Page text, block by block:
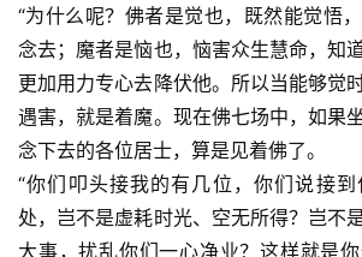
资
讯
“为什么呢？佛者是觉也，既然能觉悟
念去；魔者是恼也，恼害众生慧命，知
更加用力专心去降伏他。所以当能够觉
遇害，就是着魔。现在佛七场中，如果
念下去的各位居士，算是见着佛了。
“你们叩头接我的有几位，你们说接
处，岂不是虚耗时光、空无所得？岂不
大事，扰乱你们一心净业？这样就是